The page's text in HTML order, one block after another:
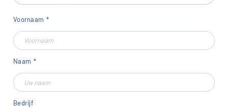
Voornaam
Naam
Bedrijf